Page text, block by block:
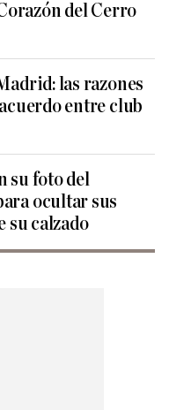
del Cerro
las razones
entre club
su foto del
ocultar sus
su calzado